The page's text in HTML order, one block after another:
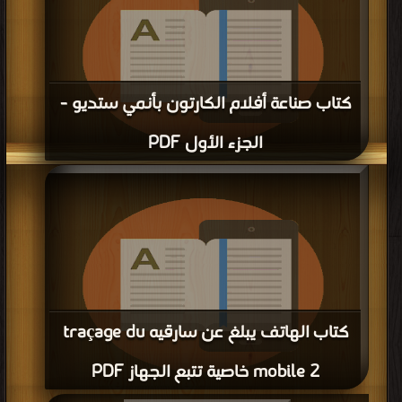
كتاب صناعة أفلام الكارتون بأنمي ستديو -
الجزء الأول PDF
قراءة و تحميل كتاب كتاب صناعة أفلام الكارتون بأنمي ستديو - الجزء الأول PDF
كتب في تحميل| التحميل : مرة/مرات
كتاب الهاتف يبلغ عن سارقيه traçage du
mobile 2 خاصية تتبع الجهاز PDF